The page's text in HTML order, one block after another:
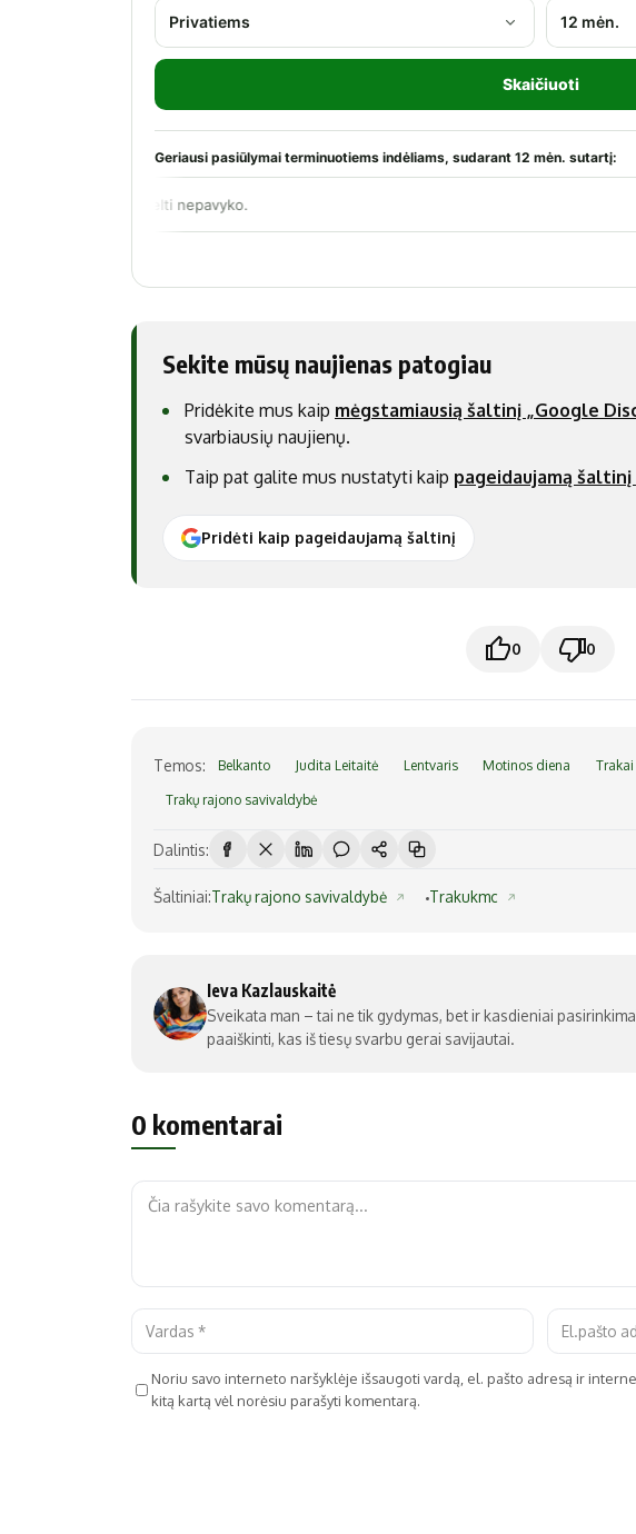
Sekite mūsų naujienas patogiau
Pridėkite mus kaip mėgstamiausią šaltinį „Google
svarbiausių naujienų.
Taip pat galite mus nustatyti kaip pageidaujamą
Pridėti kaip pageidaujamą šaltinį
0 0
Temos: Belkanto Judita Leitaitė Lentvaris Motinos diena Trakai
Trakų rajono savivaldybė
Dalintis:
Šaltiniai:Trakų rajono savivaldybė Trakukmc
Ieva Kazlauskaitė
Sveikata man – tai ne tik gydymas, bet ir kasdieniai
paaiškinti, kas iš tiesų svarbu gerai savijautai.
0 komentarai
Noriu savo interneto naršyklėje išsaugoti vardą, el. pašto adresą ir
kitą kartą vėl norėsiu parašyti komentarą.